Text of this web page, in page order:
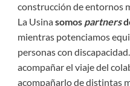
construcción de entornos
La Usinasomos partners
mientras potenciamos
personas con
acompañar el viaje del
acompañarlo de distintas